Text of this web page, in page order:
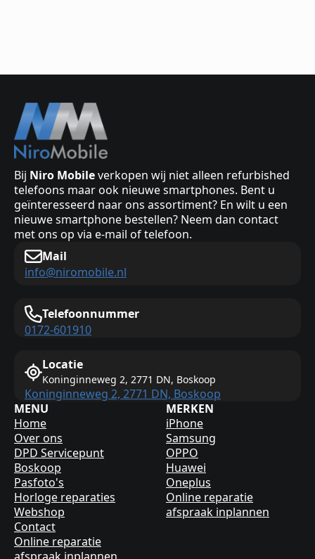
Bij Niro Mobileverkopen wij niet alleen refurbished
telefoons maar ook nieuwe smartphones. Bent u
geïnteresseerd naar ons assortiment? En wilt u een
nieuwe smartphone bestellen? Neem dan contact
met ons op via e-mail of telefoon.
Mail
info@niromobile.nl
Telefoonnummer
0172-601910
Locatie
Koninginneweg 2, 2771 DN, Boskoop
Koninginneweg 2, 2771 DN, Boskoop
MENU
Home
Over ons
DPD Servicepunt
Boskoop
Pasfoto's
Horloge reparaties
Webshop
Contact
Online reparatie
MERKEN
iPhone
Samsung
OPPO
Huawei
Oneplus
Online reparatie
afspraak inplannen